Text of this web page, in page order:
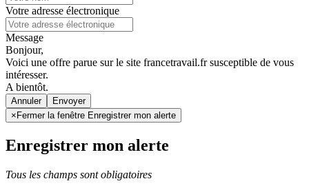
Votre adresse électronique
Message
Bonjour,
Voici une offre parue sur le site francetravail.fr susceptible de vous
intéresser.
A bientôt.
Annuler
× Fermer la fenêtre Enregistrer mon alerte
Enregistrer mon alerte
Tous les champs sont obligatoires